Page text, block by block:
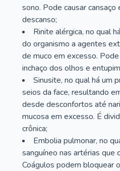
sono. Pode causar
descanso;
Rinite alérgica, no qual
do organismo a agentes
de muco em excesso.
inchaço dos olhos e
Sinusite, no qual há um
seios da face, resultando
desde desconfortos até
mucosa em excesso. É
crônica;
Embolia pulmonar, no
sanguíneo nas artérias que
Coágulos podem bloquear